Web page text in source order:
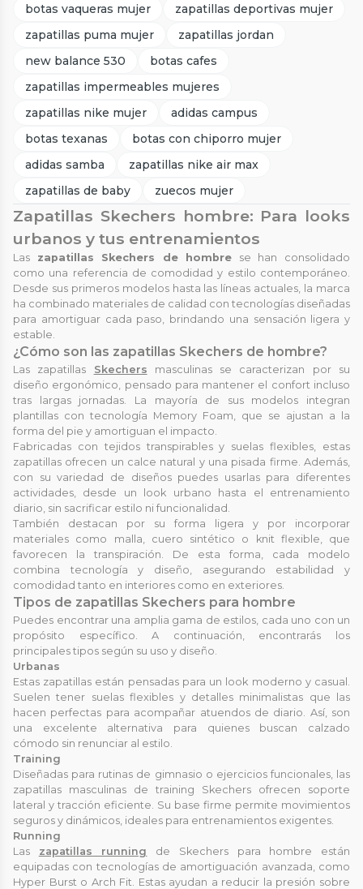
botas vaqueras mujer
zapatillas deportivas mujer
zapatillas puma mujer
zapatillas jordan
new balance 530
botas cafes
zapatillas impermeables mujeres
zapatillas nike mujer
adidas campus
botas texanas
botas con chiporro mujer
adidas samba
zapatillas nike air max
zapatillas de baby
zuecos mujer
Zapatillas Skechers hombre: Para looks
urbanos y tus entrenamientos
Las zapatillas Skechers de hombre se han consolidado
como una referencia de comodidad y estilo contemporáneo.
Desde sus primeros modelos hasta las líneas actuales, la marca
ha combinado materiales de calidad con tecnologías diseñadas
para amortiguar cada paso, brindando una sensación ligera y
estable.
¿Cómo son las zapatillas Skechers de hombre?
Las zapatillas Skechers masculinas se caracterizan por su
diseño ergonómico, pensado para mantener el confort incluso
tras largas jornadas. La mayoría de sus modelos integran
plantillas con tecnología Memory Foam, que se ajustan a la
forma del pie y amortiguan el impacto.
Fabricadas con tejidos transpirables y suelas flexibles, estas
zapatillas ofrecen un calce natural y una pisada firme. Además,
con su variedad de diseños puedes usarlas para diferentes
actividades, desde un look urbano hasta el entrenamiento
diario, sin sacrificar estilo ni funcionalidad.
También destacan por su forma ligera y por incorporar
materiales como malla, cuero sintético o knit flexible, que
favorecen la transpiración. De esta forma, cada modelo
combina tecnología y diseño, asegurando estabilidad y
comodidad tanto en interiores como en exteriores.
Tipos de zapatillas Skechers para hombre
Puedes encontrar una amplia gama de estilos, cada uno con un
propósito específico. A continuación, encontrarás los
principales tipos según su uso y diseño.
Urbanas
Estas zapatillas están pensadas para un look moderno y casual.
Suelen tener suelas flexibles y detalles minimalistas que las
hacen perfectas para acompañar atuendos de diario. Así, son
una excelente alternativa para quienes buscan calzado
cómodo sin renunciar al estilo.
Training
Diseñadas para rutinas de gimnasio o ejercicios funcionales, las
zapatillas masculinas de training Skechers ofrecen soporte
lateral y tracción eficiente. Su base firme permite movimientos
seguros y dinámicos, ideales para entrenamientos exigentes.
Running
Las zapatillas running de Skechers para hombre están
equipadas con tecnologías de amortiguación avanzada, como
Hyper Burst o Arch Fit. Estas ayudan a reducir la presión sobre